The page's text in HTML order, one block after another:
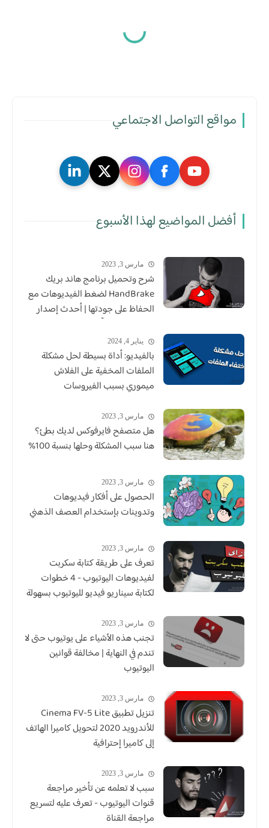
مواقع التواصل الاجتماعي
أفضل المواضيع لهذا الأسبوع
مارس 3, 2023
شرح وتحميل برنامج هاند بريك
HandBrake لضغط الفيديوهات مع
الحفاظ على جودتها | أحدث إصدار
للكمبيوتر مجاناً
يناير 4, 2024
بالفيديو: أداة بسيطة لحل مشكلة
الملفات المخفية على الفلاش
ميموري بسبب الفيروسات
مارس 3, 2023
هل متصفح فايرفوكس لديك بطئ؟
هنا سبب المشكلة وحلها بنسبة 100%
مارس 3, 2023
الحصول على أفكار فيديوهات
وتدوينات بإستخدام العصف الذهني
مارس 3, 2023
تعرف على طريقة كتابة سكربت
لفيديوهات اليوتيوب - 4 خطوات
لكتابة سيناريو فيديو لليوتيوب بسهولة
مارس 3, 2023
تجنب هذه الأشياء على يوتيوب حتى لا
تندم في النهاية | مخالفة قوانين
اليوتيوب
مارس 3, 2023
للأندرويد 2020 لتحويل كاميرا الهاتف
إلى كاميرا إحترافية
مارس 3, 2023
سبب لا تعلمه عن تأخير مراجعة
قنوات اليوتيوب - تعرف عليه لتسريع
مراجعة القناة